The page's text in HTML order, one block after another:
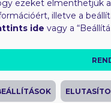
Feltételek
ezeket elmenthetjük
illetve a
ide vagy a